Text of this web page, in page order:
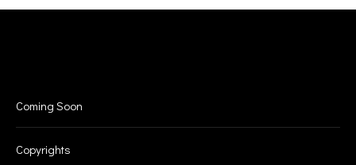
Coming Soon
Copyrights